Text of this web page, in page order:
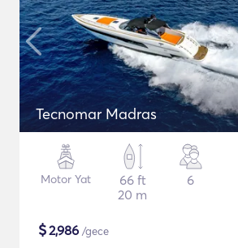
Tecnomar Madras
Motor Yat
66 ft
20 m
6
$2,986 /gece